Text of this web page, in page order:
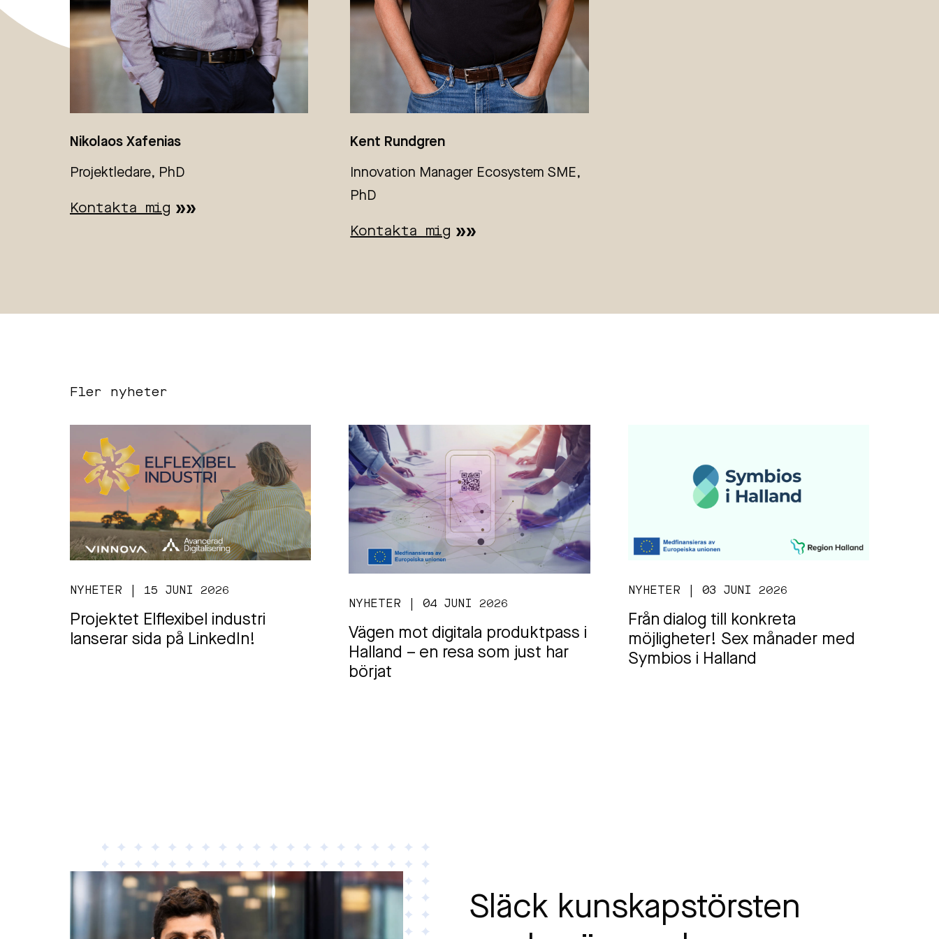
Nikolaos Xafenias
Projektledare, PhD
Kontakta mig
Kent Rundgren
Innovation Manager Ecosystem SME,
PhD
Kontakta mig
Fler nyheter
NYHETER | 15 JUNI 2026
Projektet Elflexibel industri
lanserar sida på LinkedIn!
NYHETER | 04 JUNI 2026
Vägen mot digitala produktpass i
Halland – en resa som just har
börjat
NYHETER | 03 JUNI 2026
Från dialog till konkreta
möjligheter! Sex månader med
Symbios i Halland
Släck kunskapstörsten